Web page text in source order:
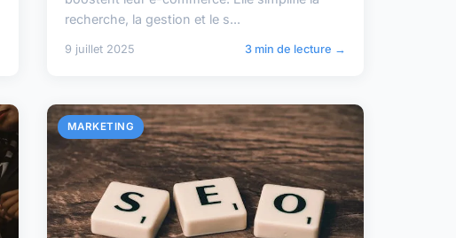
recherche, la gestion et le s...
9 juillet 2025 3 min de lecture →
MARKETING